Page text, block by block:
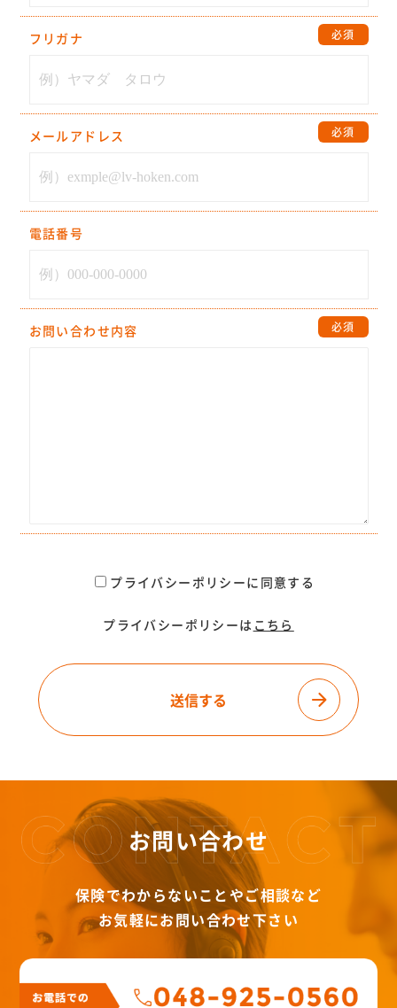
フリガナ 必須
メールアドレス 必須
電話番号
お問い合わせ内容 必須
プライバシーポリシーに同意する
プライバシーポリシーは こちら
お問い合わせ
保険でわからないことやご相談など
お気軽にお問い合わせ下さい